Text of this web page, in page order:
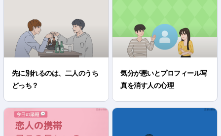
先に別れるのは、二人のうち
どっち？
気分が悪いとプロフィール写
真を消す人の心理